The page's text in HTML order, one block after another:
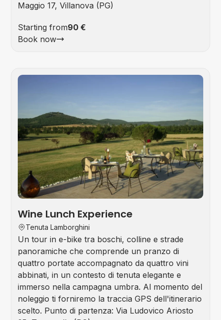
Maggio 17, Villanova (PG)
Starting from90 €
Book now
Wine Lunch Experience
Tenuta Lamborghini
Un tour in e-bike tra boschi, colline e strade
panoramiche che comprende un pranzo di
quattro portate accompagnato da quattro vini
abbinati, in un contesto di tenuta elegante e
immerso nella campagna umbra. Al momento del
noleggio ti forniremo la traccia GPS dell'itinerario
scelto. Punto di partenza: Via Ludovico Ariosto